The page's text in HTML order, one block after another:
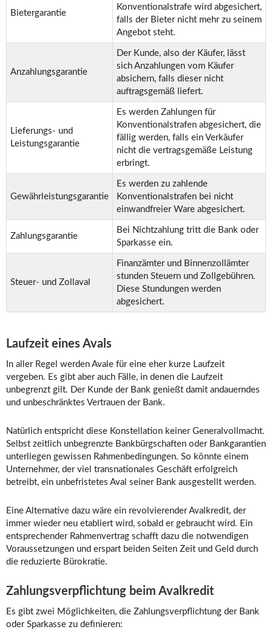
Bietergarantie
Konventionalstrafe wird abgesichert,
falls der Bieter nicht mehr zu seinem
Angebot steht.
Anzahlungsgarantie
Der Kunde, also der Käufer, lässt
sich Anzahlungen vom Käufer
absichern, falls dieser nicht
auftragsgemäß liefert.
Lieferungs- und
Leistungsgarantie
Es werden Zahlungen für
Konventionalstrafen abgesichert, die
fällig werden, falls ein Verkäufer
nicht die vertragsgemäße Leistung
erbringt.
Gewährleistungsgarantie
Es werden zu zahlende
Konventionalstrafen bei nicht
einwandfreier Ware abgesichert.
Zahlungsgarantie
Bei Nichtzahlung tritt die Bank oder
Sparkasse ein.
Steuer- und Zollaval
Finanzämter und Binnenzollämter
stunden Steuern und Zollgebühren.
Diese Stundungen werden
abgesichert.
Laufzeit eines Avals
In aller Regel werden Avale für eine eher kurze Laufzeit
vergeben. Es gibt aber auch Fälle, in denen die Laufzeit
unbegrenzt gilt. Der Kunde der Bank genießt damit andauerndes
und unbeschränktes Vertrauen der Bank.
Natürlich entspricht diese Konstellation keiner Generalvollmacht.
Selbst zeitlich unbegrenzte Bankbürgschaften oder Bankgarantien
unterliegen gewissen Rahmenbedingungen. So könnte einem
Unternehmer, der viel transnationales Geschäft erfolgreich
betreibt, ein unbefristetes Aval seiner Bank ausgestellt werden.
Eine Alternative dazu wäre ein revolvierender Avalkredit, der
immer wieder neu etabliert wird, sobald er gebraucht wird. Ein
entsprechender Rahmenvertrag schafft dazu die notwendigen
Voraussetzungen und erspart beiden Seiten Zeit und Geld durch
die reduzierte Bürokratie.
Zahlungsverpflichtung beim Avalkredit
Es gibt zwei Möglichkeiten, die Zahlungsverpflichtung der Bank
oder Sparkasse zu definieren: